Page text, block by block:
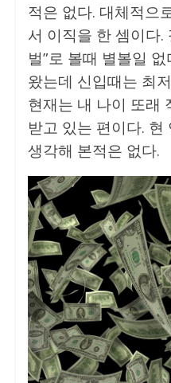
적은 없다. 대체적으
서 이직을 한 셈이다.
벌”로 볼때 별볼일
왔는데 신입때는 최
현재는 내 나이 또래
받고 있는 편이다. 현
생각해 본적은 없다.